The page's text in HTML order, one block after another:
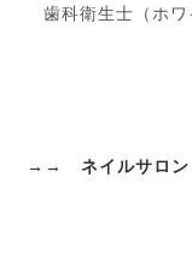
歯科衛生士（ホ
→→ ネイルサロン